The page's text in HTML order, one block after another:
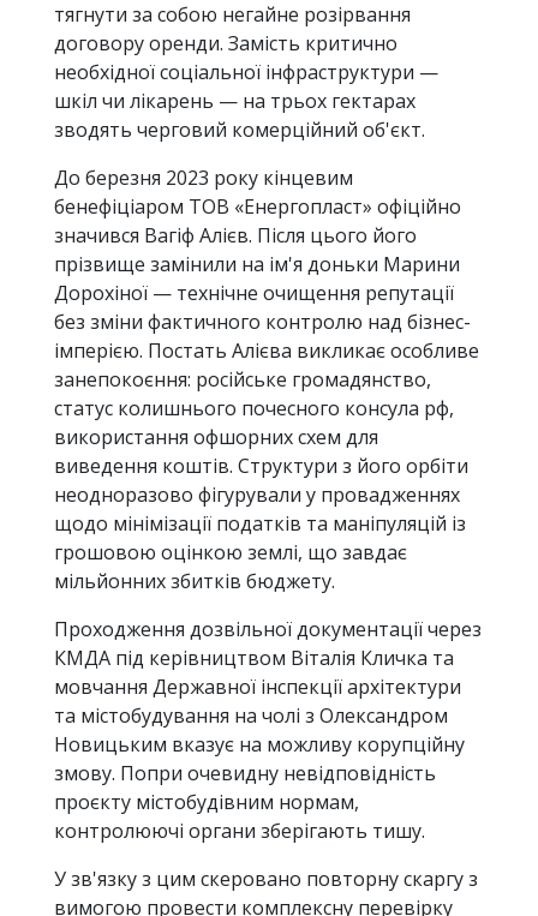
тягнути за собою негайне розірвання
договору оренди. Замість критично
необхідної соціальної інфраструктури —
шкіл чи лікарень — на трьох гектарах
зводять черговий комерційний об'єкт.
До березня 2023 року кінцевим
бенефіціаром ТОВ «Енергопласт» офіційно
значився Вагіф Алієв. Після цього його
прізвище замінили на ім'я доньки Марини
Дорохіної — технічне очищення репутації
без зміни фактичного контролю над бізнес-
імперією. Постать Алієва викликає особливе
занепокоєння: російське громадянство,
статус колишнього почесного консула рф,
використання офшорних схем для
виведення коштів. Структури з його орбіти
неодноразово фігурували у провадженнях
щодо мінімізації податків та маніпуляцій із
грошовою оцінкою землі, що завдає
мільйонних збитків бюджету.
Проходження дозвільної документації через
КМДА під керівництвом Віталія Кличка та
мовчання Державної інспекції архітектури
та містобудування на чолі з Олександром
Новицьким вказує на можливу корупційну
змову. Попри очевидну невідповідність
проєкту містобудівним нормам,
контролюючі органи зберігають тишу.
У зв'язку з цим скеровано повторну скаргу з
вимогою провести комплексну перевірку